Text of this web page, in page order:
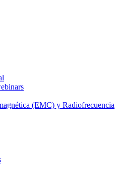
(EMC) y Radiofrecuencia